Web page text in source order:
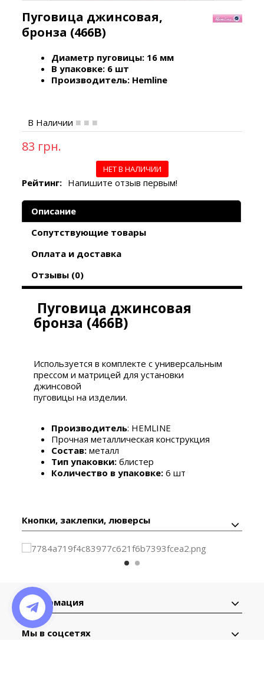
Пуговица джинсовая,
бронза (466В)
Диаметр пуговицы: 16 мм
В упаковке: 6 шт
Производитель: Hemline
В Наличии
83 грн.
НЕТ В НАЛИЧИИ
Рейтинг: Напишите отзыв первым!
Описание
Сопутствующие товары
Оплата и доставка
Отзывы (0)
Пуговица джинсовая
бронза (466В)
Используется в комплекте с универсальным
прессом и матрицей для установки
джинсовой
пуговицы на изделии.
Производитель: HEMLINE
Прочная металлическая конструкция
Состав: металл
Тип упаковки: блистер
Количество в упаковке: 6 шт
Кнопки, заклепки, люверсы
Информация
Мы в соцсетях